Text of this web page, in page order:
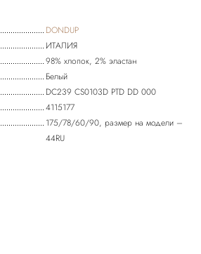
DONDUP
ИТАЛИЯ
98% хлопок, 2% эластан
Белый
DC239 CS0103D PTD DD 000
4115177
175/78/60/90, размер на модели –
44RU